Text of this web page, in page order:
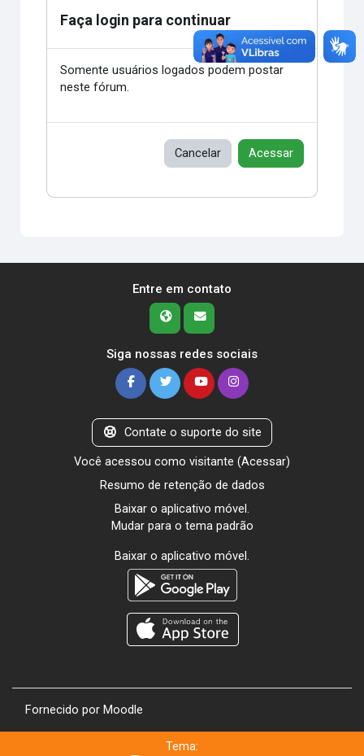
Faça login para continuar
Somente usuários logados podem postar
neste fórum.
Cancelar Acessar
Entre em contato
Siga nossas redes sociais
Contate o suporte do site
Você acessou como visitante (Acessar)
Resumo de retenção de dados
Baixar o aplicativo móvel.
Mudar para o tema padrão
Baixar o aplicativo móvel.
Fornecido por Moodle
Tema: